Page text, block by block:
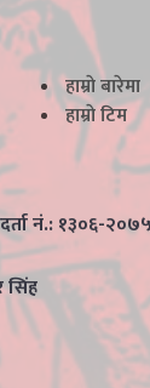
हाम्राे बारेमा
हाम्राे टिम
नं.: १३०६-
सिंह